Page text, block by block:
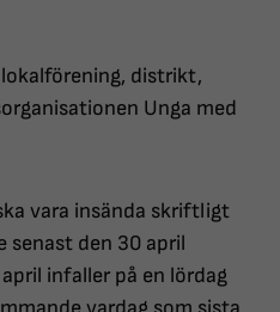
distrikt,
Unga med
vara insända skriftligt
den 30 april
infaller på en lördag